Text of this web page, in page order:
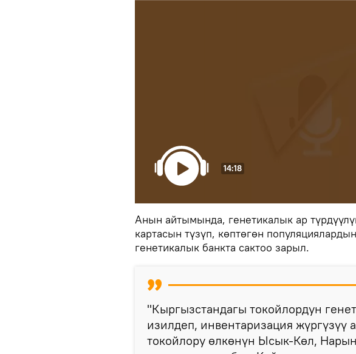
14:18
Анын айтымында, генетикалык ар
картасын түзүп, көптөгөн
генетикалык банкта сактоо зарыл.
"Кыргызстандагы токойлордун
изилдеп, инвентаризация жүргүзүү
токойлору өлкөнүн Ысык-Көл,